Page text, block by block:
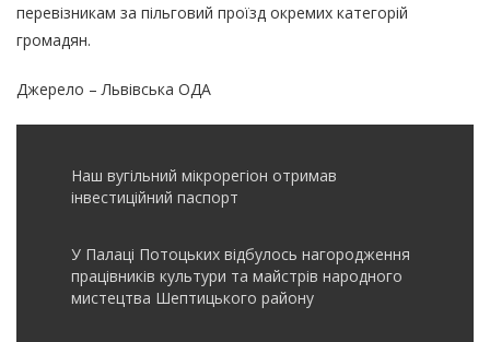
перевізникам за пільговий проїзд окремих категорій
громадян.
Джерело – Львівська ОДА
Наш вугільний мікрорегіон отримав
інвеcтиційний паспорт
У Палаці Потоцьких відбулось нагородження
працівників культури та майстрів народного
мистецтва Шептицького району